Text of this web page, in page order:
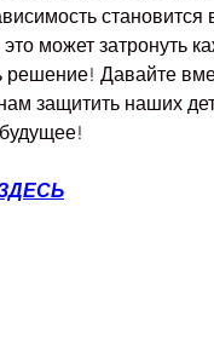
может затронуть
решение! Давайте
защитить наших